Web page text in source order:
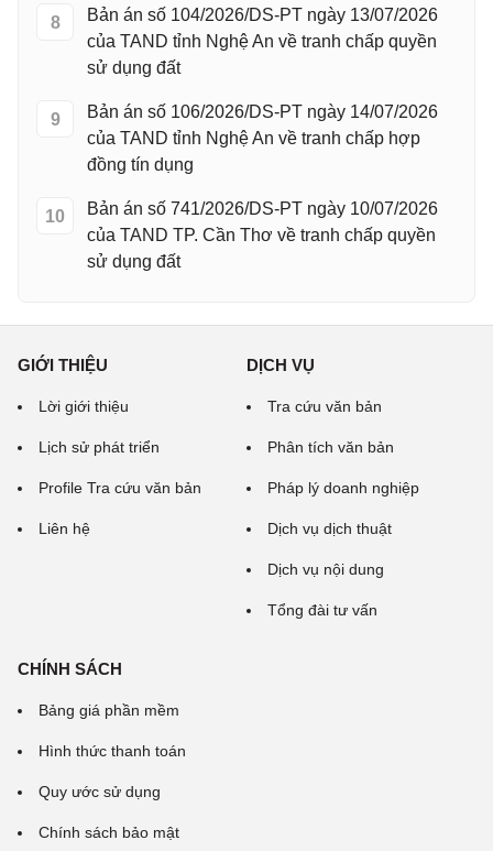
8
Bản án số 104/2026/DS-PT ngày 13/07/2026
của TAND tỉnh Nghệ An về tranh chấp quyền
sử dụng đất
9
Bản án số 106/2026/DS-PT ngày 14/07/2026
của TAND tỉnh Nghệ An về tranh chấp hợp
đồng tín dụng
10
Bản án số 741/2026/DS-PT ngày 10/07/2026
của TAND TP. Cần Thơ về tranh chấp quyền
sử dụng đất
GIỚI THIỆU
Lời giới thiệu
Lịch sử phát triển
Profile Tra cứu văn bản
Liên hệ
DỊCH VỤ
Tra cứu văn bản
Phân tích văn bản
Pháp lý doanh nghiệp
Dịch vụ dịch thuật
Dịch vụ nội dung
Tổng đài tư vấn
CHÍNH SÁCH
Bảng giá phần mềm
Hình thức thanh toán
Quy ước sử dụng
Chính sách bảo mật